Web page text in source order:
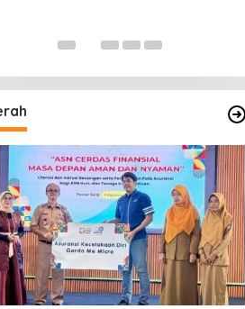
OJK Bersama Pemkab Pesibar Wujudkan
Inklusi Keuangan Nyata: 150 Guru Dan
Tenaga Pendidik Terima Polis Asuransi
Jiwa
Canangkan Desa TAPIS dan Luncurkan
Sekolah Lansia di Kampung Rukti Endah,
Ketua TP PKK Lampung Dorong